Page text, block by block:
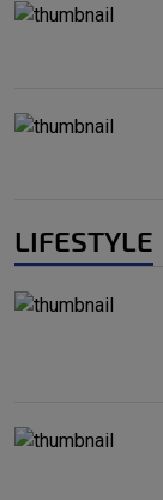
LIFESTYLE